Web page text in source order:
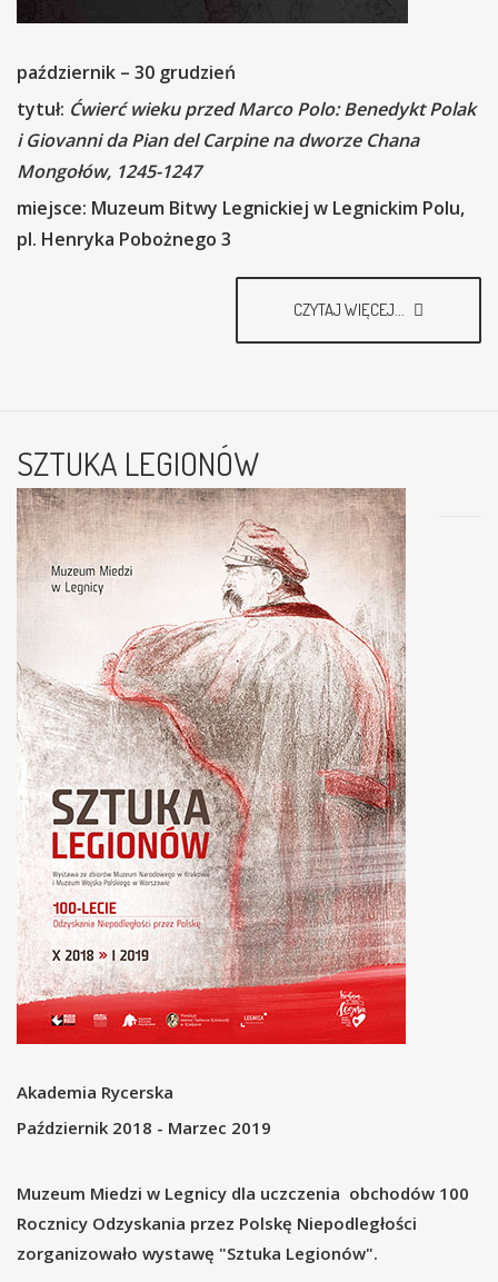
październik – 30 grudzień
tytuł: Ćwierć wieku przed Marco Polo: Benedykt Polak
i Giovanni da Pian del Carpine na dworze Chana
Mongołów, 1245-1247
miejsce: Muzeum Bitwy Legnickiej w Legnickim Polu,
pl. Henryka Pobożnego 3
CZYTAJ WIĘCEJ...
SZTUKA LEGIONÓW
Akademia Rycerska
Październik 2018 - Marzec 2019
Muzeum Miedzi w Legnicy dla uczczenia obchodów 100
Rocznicy Odzyskania przez Polskę Niepodległości
zorganizowało wystawę "Sztuka Legionów".